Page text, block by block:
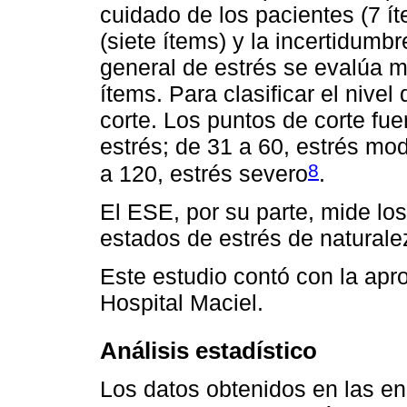
cuidado de los pacientes (7
(siete ítems) y la
general de estrés se evalúa
ítems. Para clasificar el nivel
corte. Los puntos de corte
estrés; de 31 a 60, estrés
a 120, estrés severo8.
El ESE, por su parte, mide
estados de estrés de
Este estudio contó con la
Hospital Maciel.
Análisis estadístico
Los datos obtenidos en las